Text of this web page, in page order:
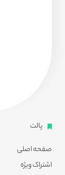
پالت
صفحه اصلی
اشتراک ویژه